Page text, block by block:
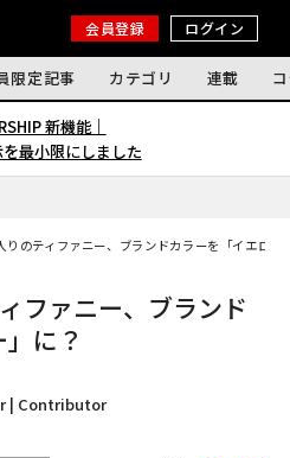
会員登録 ログイン
限定記事 カテゴリ 連載
新機能｜
最小限にしました
りのティファニー、ブランドカラーを「イエロー
ファニー、ブランド
に？
| Contributor